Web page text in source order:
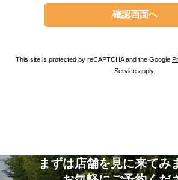
This site is protected by reCAPTCHA and the Google
Service apply.
まずは店舗を見に来てみ